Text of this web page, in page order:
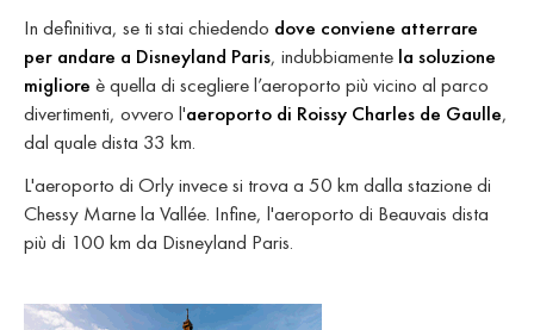
In definitiva, se ti stai chiedendo dove conviene atterrare
per andare a Disneyland Paris, indubbiamente la soluzione
migliore è quella di scegliere l’aeroporto più vicino al parco
divertimenti, ovvero l'aeroporto di Roissy Charles de Gaulle,
dal quale dista 33 km.
L'aeroporto di Orly invece si trova a 50 km dalla stazione di
Chessy Marne la Vallée. Infine, l'aeroporto di Beauvais dista
più di 100 km da Disneyland Paris.